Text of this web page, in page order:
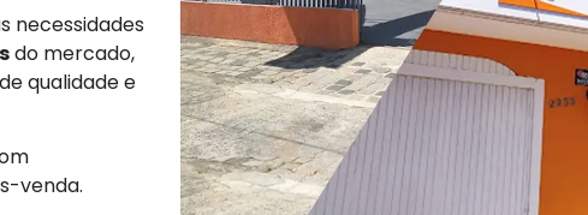
necessidades
do mercado,
qualidade e
venda.